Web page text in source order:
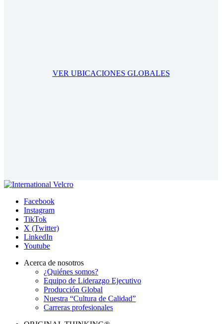
VER UBICACIONES GLOBALES
Facebook
Instagram
TikTok
X (Twitter)
LinkedIn
Youtube
Acerca de nosotros
¿Quiénes somos?
Equipo de Liderazgo Ejecutivo
Producción Global
Nuestra “Cultura de Calidad”
Carreras profesionales